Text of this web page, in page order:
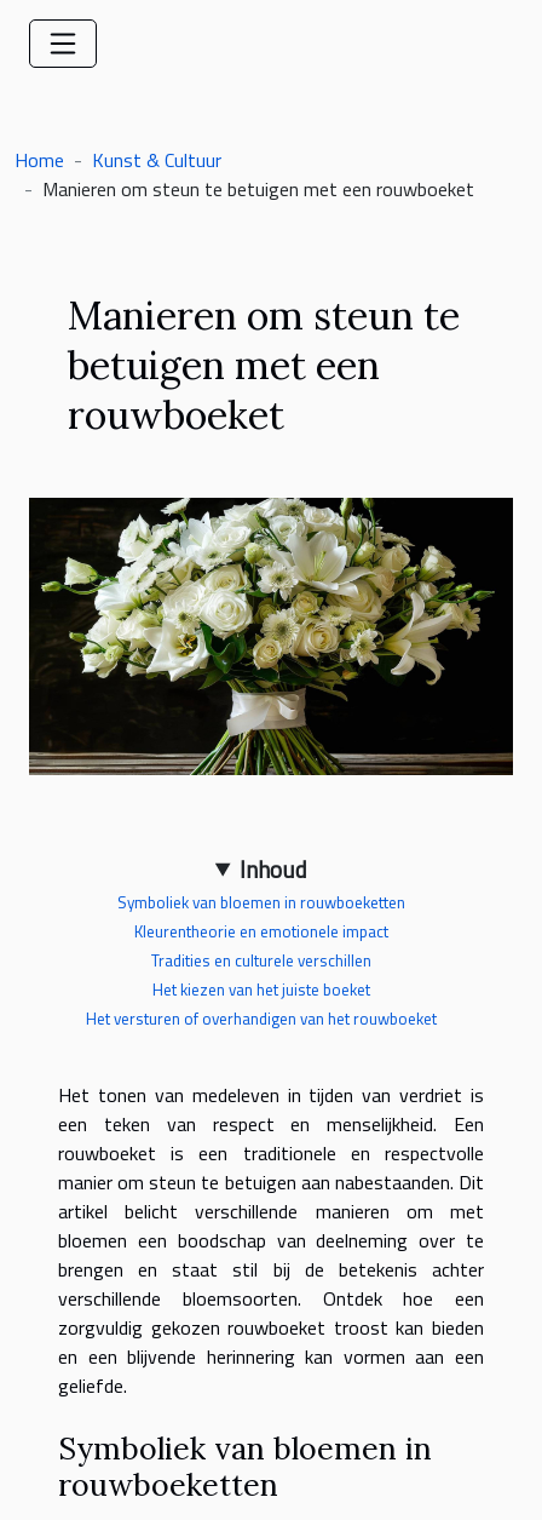
Home
Kunst & Cultuur
Manieren om steun te betuigen met een rouwboeket
Manieren om steun te
betuigen met een
rouwboeket
Inhoud
Symboliek van bloemen in rouwboeketten
Kleurentheorie en emotionele impact
Tradities en culturele verschillen
Het kiezen van het juiste boeket
Het versturen of overhandigen van het rouwboeket
Het tonen van medeleven in tijden van verdriet is
een teken van respect en menselijkheid. Een
rouwboeket is een traditionele en respectvolle
manier om steun te betuigen aan nabestaanden. Dit
artikel belicht verschillende manieren om met
bloemen een boodschap van deelneming over te
brengen en staat stil bij de betekenis achter
verschillende bloemsoorten. Ontdek hoe een
zorgvuldig gekozen rouwboeket troost kan bieden
en een blijvende herinnering kan vormen aan een
geliefde.
Symboliek van bloemen in
rouwboeketten